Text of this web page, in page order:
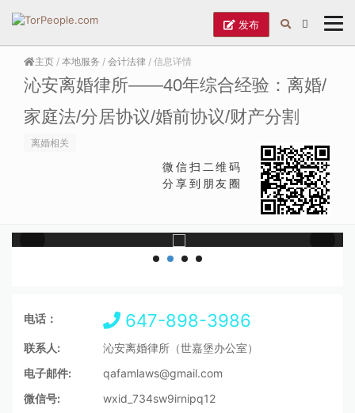
发布
主页 / 本地服务 / 会计法律 / 信息详情
沁安离婚律所——40年综合经验：离婚/
家庭法/分居协议/婚前协议/财产分割
离婚相关
微信扫二维码
分享到朋友圈
电话： 647-898-3986
联系人:
沁安离婚律所（世嘉堡办公室）
电子邮件:
qafamlaws@gmail.com
微信号:
wxid_734sw9irnipq12